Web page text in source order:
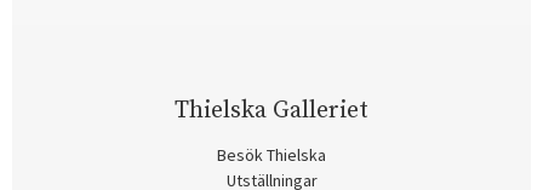
Thielska Galleriet
Besök Thielska
Utställningar